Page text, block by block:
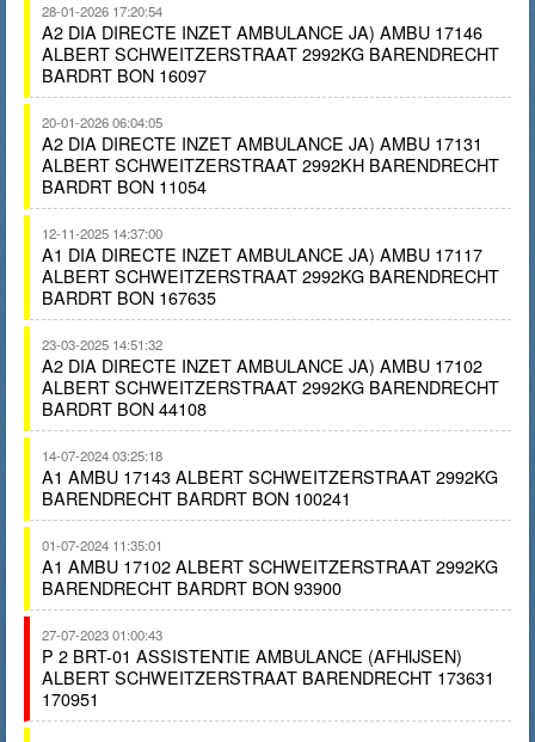
28-01-2026 17:20:54
A2 DIA DIRECTE INZET AMBULANCE JA) AMBU 17146
ALBERT SCHWEITZERSTRAAT 2992KG BARENDRECHT
BARDRT BON 16097
20-01-2026 06:04:05
A2 DIA DIRECTE INZET AMBULANCE JA) AMBU 17131
ALBERT SCHWEITZERSTRAAT 2992KH BARENDRECHT
BARDRT BON 11054
12-11-2025 14:37:00
A1 DIA DIRECTE INZET AMBULANCE JA) AMBU 17117
ALBERT SCHWEITZERSTRAAT 2992KG BARENDRECHT
BARDRT BON 167635
23-03-2025 14:51:32
A2 DIA DIRECTE INZET AMBULANCE JA) AMBU 17102
ALBERT SCHWEITZERSTRAAT 2992KG BARENDRECHT
BARDRT BON 44108
14-07-2024 03:25:18
A1 AMBU 17143 ALBERT SCHWEITZERSTRAAT 2992KG
BARENDRECHT BARDRT BON 100241
01-07-2024 11:35:01
A1 AMBU 17102 ALBERT SCHWEITZERSTRAAT 2992KG
BARENDRECHT BARDRT BON 93900
27-07-2023 01:00:43
P 2 BRT-01 ASSISTENTIE AMBULANCE (AFHIJSEN)
ALBERT SCHWEITZERSTRAAT BARENDRECHT 173631
170951